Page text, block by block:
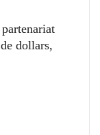
dollars,